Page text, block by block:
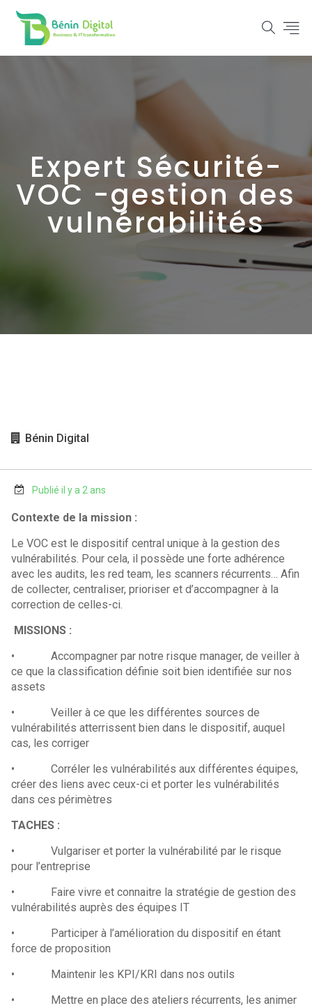
Expert Sécurité-
VOC -gestion des
vulnérabilités
Bénin Digital
Publié il y a 2 ans
Contexte de la mission :
Le VOC est le dispositif central unique à la gestion des
vulnérabilités. Pour cela, il possède une forte adhérence
avec les audits, les red team, les scanners récurrents… Afin
de collecter, centraliser, prioriser et d’accompagner à la
correction de celles-ci.
MISSIONS :
• Accompagner par notre risque manager, de veiller à
ce que la classification définie soit bien identifiée sur nos
assets
• Veiller à ce que les différentes sources de
vulnérabilités atterrissent bien dans le dispositif, auquel
cas, les corriger
• Corréler les vulnérabilités aux différentes équipes,
créer des liens avec ceux-ci et porter les vulnérabilités
dans ces périmètres
TACHES :
• Vulgariser et porter la vulnérabilité par le risque
pour l’entreprise
• Faire vivre et connaitre la stratégie de gestion des
vulnérabilités auprès des équipes IT
• Participer à l’amélioration du dispositif en étant
force de proposition
• Maintenir les KPI/KRI dans nos outils
• Mettre en place des ateliers récurrents, les animer